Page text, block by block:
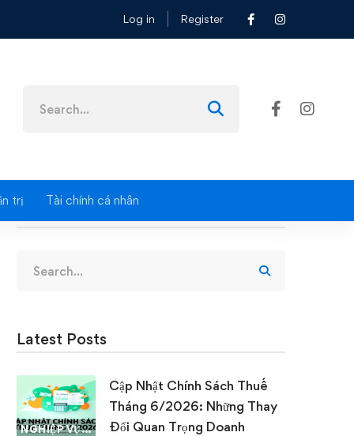
Log in Register
for:
trị Tài chính cá nhân
for:
Latest Posts
NGHIỆP VỤ KẾ TOÁN & THUẾ
Cập Nhật Chính Sách Thuế
Tháng 6/2026: Những Thay
Đổi Quan Trọng Doanh